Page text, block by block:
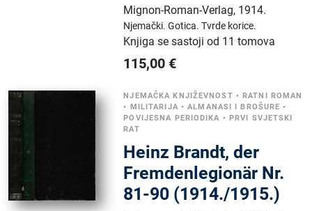
Mignon-Roman-Verlag, 1914.
Njemački.Gotica.Tvrde korice.
Knjiga se sastoji od 11 tomova
115,00 €
NJEMAČKA KNJIŽEVNOST •RATNI ROMAN
• MILITARIJA •ALMANASI I BROŠURE •
POVIJESNA PERIODIKA • PRVI SVJETSKI
RAT
Heinz Brandt, der
Fremdenlegionär Nr.
81-90 (1914./1915.)